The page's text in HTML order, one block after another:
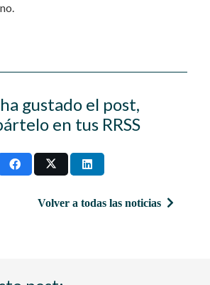
gustado el post,
en tus RRSS
Volver a todas las noticias